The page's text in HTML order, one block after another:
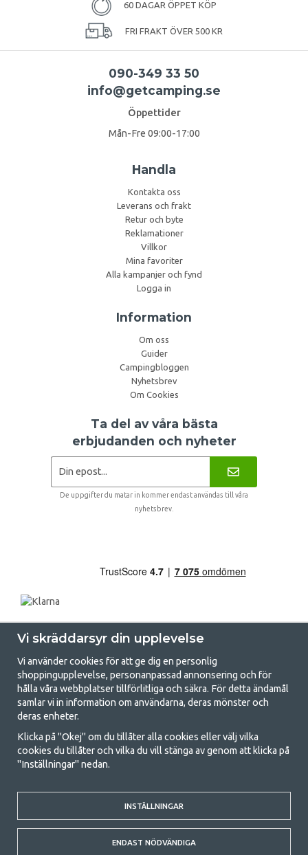
60 DAGAR ÖPPET KÖP
FRI FRAKT ÖVER 500 KR
090-349 33 50
info@getcamping.se
Öppettider
Mån-Fre 09:00-17:00
Handla
Kontakta oss
Leverans och frakt
Retur och byte
Reklamationer
Villkor
Mina favoriter
Alla kampanjer och fynd
Logga in
Information
Om oss
Guider
Campingbloggen
Nyhetsbrev
Om Cookies
Ta del av våra bästa
erbjudanden och nyheter
De uppgifter du matar in kommer endast användas till våra
nyhetsbrev.
GetCamping.se - Din butik för camping
och uteliv
Att campa kan antingen vara en livsstil eller ett sätt att samla familjen
för ett gemensamt äventyr. Oavsett vilken kategori du tillhör hittar du
med att campa så därför erbjuder vi riktigt bra priser på familjetält,
husvagnstält och all annan utrustning för camping och friluftsliv. Vårt
mål är att i varje priskategori erbjuda den bästa campingutrustningen
gällande kvalitet och funktionalitet. Ta gärna kontakt med oss om det
är något du saknar eller vill veta mer om.
Vi skräddarsyr din upplevelse
Vi använder cookies för att ge dig en personlig
shoppingupplevelse, personanpassad annonsering och för
hålla våra webbplatser tillförlitliga och säkra. För detta ändamål
samlar vi in information om användarna, deras mönster och
deras enheter.
Klicka på "Okej" om du tillåter alla cookies eller välj vilka
cookies du tillåter och vilka du vill stänga av genom att klicka på
"Inställningar" nedan.
INSTÄLLNINGAR
ENDAST NÖDVÄNDIGA